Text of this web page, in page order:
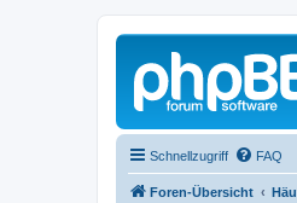
Schnellzugriff FAQ
Foren-Übersicht